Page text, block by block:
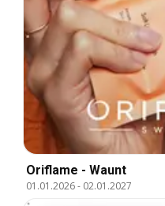
Oriflame - Waunt
01.01.2026- 02.01.2027